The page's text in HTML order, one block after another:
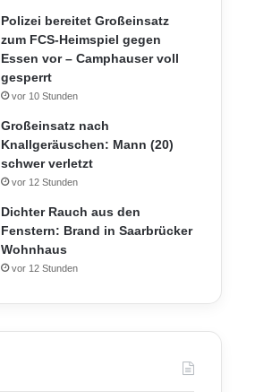
Polizei bereitet Großeinsatz
zum FCS-Heimspiel gegen
Essen vor – Camphauser voll
gesperrt
vor 10 Stunden
Großeinsatz nach
Knallgeräuschen: Mann (20)
schwer verletzt
vor 12 Stunden
Dichter Rauch aus den
Fenstern: Brand in Saarbrücker
Wohnhaus
vor 12 Stunden